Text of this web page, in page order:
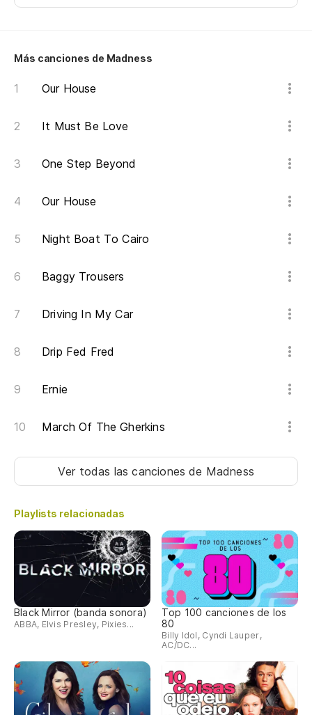
Más canciones de Madness
Our House
It Must Be Love
One Step Beyond
Our House
Night Boat To Cairo
Baggy Trousers
Driving In My Car
Drip Fed Fred
Ernie
March Of The Gherkins
Ver todas las cancionesde Madness
Playlists relacionadas
Black Mirror (banda sonora)
ABBA, Elvis Presley, Pixies...
Top 100 canciones de los
80
Billy Idol, Cyndi Lauper,
AC/DC...